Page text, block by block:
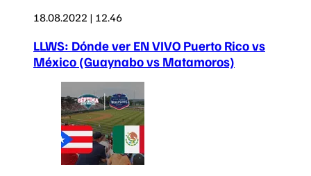
18.08.2022 | 12.46
LLWS: Dónde ver EN VIVO Puerto Rico vs
México (Guaynabo vs Matamoros)